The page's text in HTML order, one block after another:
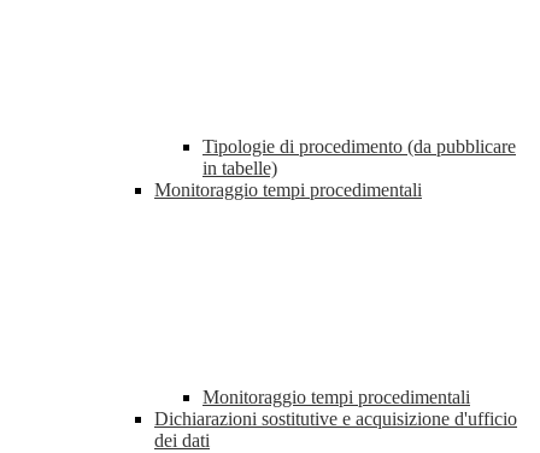
Tipologie di procedimento (da pubblicare
in tabelle)
Monitoraggio tempi procedimentali
Monitoraggio tempi procedimentali
Dichiarazioni sostitutive e acquisizione d'ufficio
dei dati